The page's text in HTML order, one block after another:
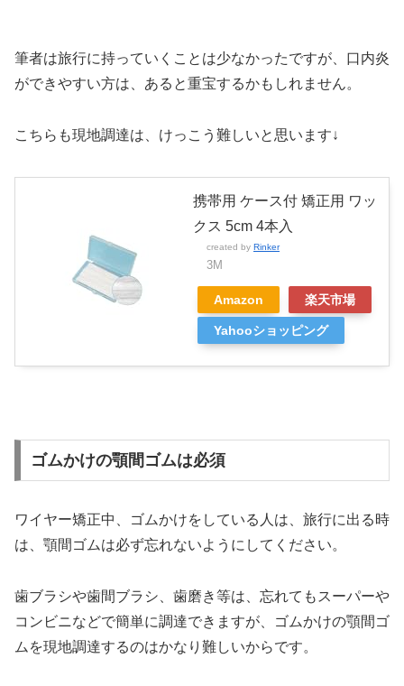
筆者は旅行に持っていくことは少なかったですが、口内炎
ができやすい方は、あると重宝するかもしれません。
こちらも現地調達は、けっこう難しいと思います↓
携帯用 ケース付 矯正用 ワッ
クス 5cm 4本入
created by Rinker
3M
Amazon 楽天市場
Yahooショッピング
ゴムかけの顎間ゴムは必須
ワイヤー矯正中、ゴムかけをしている人は、旅行に出る時
は、顎間ゴムは必ず忘れないようにしてください。
歯ブラシや歯間ブラシ、歯磨き等は、忘れてもスーパーや
コンビニなどで簡単に調達できますが、ゴムかけの顎間ゴ
ムを現地調達するのはかなり難しいからです。